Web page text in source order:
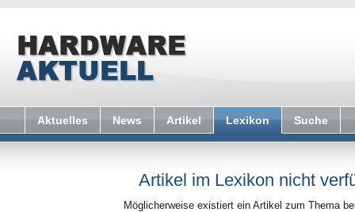
Aktuelles News Artikel Lexikon Suche
Artikel im Lexikon nicht
Möglicherweise existiert ein Artikel zum Thema